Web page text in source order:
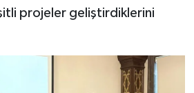
projeler geliştirdiklerini